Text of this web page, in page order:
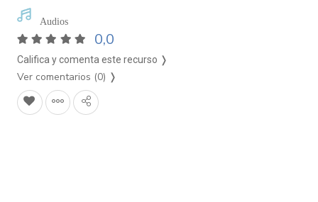
Audios
0,0
Califica y comenta este recurso ❭
Ver comentarios (0) ❭